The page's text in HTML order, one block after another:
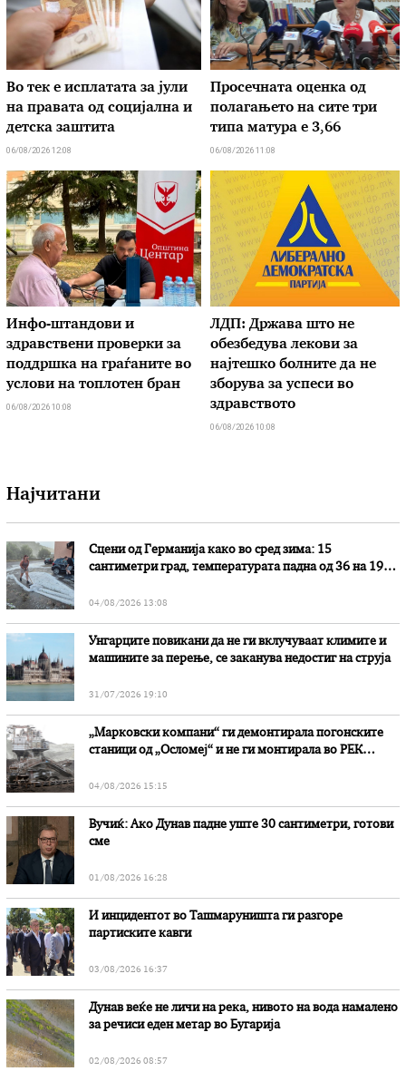
Во тек е исплатата за јули
на правата од социјална и
детска заштита
06/08/2026 12:08
Просечната оценка од
полагањето на сите три
типа матура е 3,66
06/08/2026 11:08
Инфо-штандови и
здравствени проверки за
поддршка на граѓаните во
услови на топлотен бран
06/08/2026 10:08
ЛДП: Држава што не
обезбедува лекови за
најтешко болните да не
зборува за успеси во
здравството
06/08/2026 10:08
Најчитани
Сцени од Германија како во сред зима: 15
сантиметри град, температурата падна од 36 на 19
04/08/2026 13:08
Унгарците повикани да не ги вклучуваат климите и
машините за перење, се заканува недостиг на струја
31/07/2026 19:10
„Марковски компани“ ги демонтирала погонските
станици од „Осломеј“ и не ги монтирала во РЕК
04/08/2026 15:15
Вучиќ: Ако Дунав падне уште 30 сантиметри, готови
сме
01/08/2026 16:28
И инцидентот во Ташмаруништa ги разгоре
партиските кавги
03/08/2026 16:37
Дунав веќе не личи на река, нивото на вода намалено
за речиси еден метар во Бугарија
02/08/2026 08:57